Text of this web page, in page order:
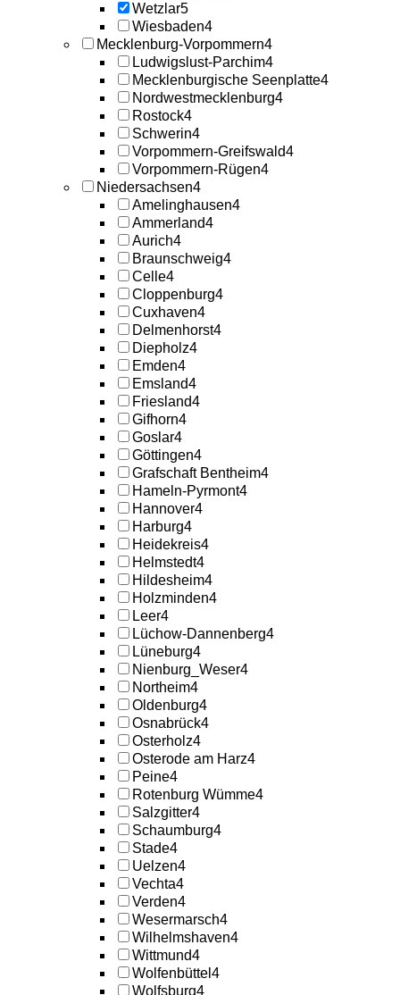
Wetzlar5
Wiesbaden4
Mecklenburg-Vorpommern4
Ludwigslust-Parchim4
Mecklenburgische Seenplatte4
Nordwestmecklenburg4
Rostock4
Schwerin4
Vorpommern-Greifswald4
Vorpommern-Rügen4
Niedersachsen4
Amelinghausen4
Ammerland4
Aurich4
Braunschweig4
Celle4
Cloppenburg4
Cuxhaven4
Delmenhorst4
Diepholz4
Emden4
Emsland4
Friesland4
Gifhorn4
Goslar4
Göttingen4
Grafschaft Bentheim4
Hameln-Pyrmont4
Hannover4
Harburg4
Heidekreis4
Helmstedt4
Hildesheim4
Holzminden4
Leer4
Lüchow-Dannenberg4
Lüneburg4
Nienburg_Weser4
Northeim4
Oldenburg4
Osnabrück4
Osterholz4
Osterode am Harz4
Peine4
Rotenburg Wümme4
Salzgitter4
Schaumburg4
Stade4
Uelzen4
Vechta4
Verden4
Wesermarsch4
Wilhelmshaven4
Wittmund4
Wolfenbüttel 4
Wolfsburg4